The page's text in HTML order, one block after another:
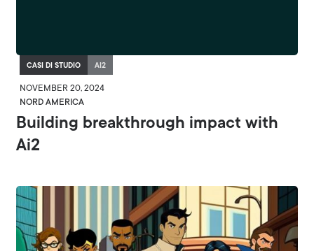
CASI DI STUDIO AI2
NOVEMBER 20, 2024
NORD AMERICA
Building breakthrough impact with
Ai2